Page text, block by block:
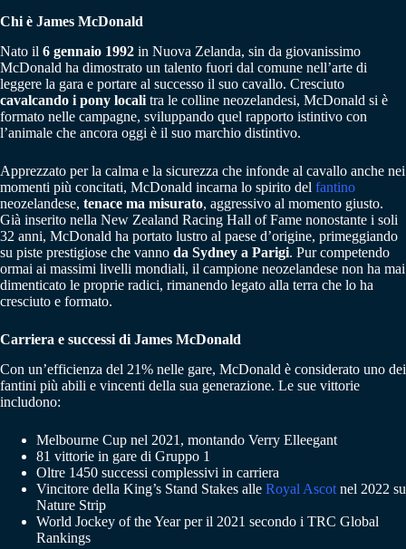
Chi è James McDonald
Nato il 6 gennaio 1992 in Nuova Zelanda, sin da giovanissimo
McDonald ha dimostrato un talento fuori dal comune nell’arte di
leggere la gara e portare al successo il suo cavallo. Cresciuto
cavalcando i pony locali tra le colline neozelandesi, McDonald si è
formato nelle campagne, sviluppando quel rapporto istintivo con
l’animale che ancora oggi è il suo marchio distintivo.
Apprezzato per la calma e la sicurezza che infonde al cavallo anche nei
momenti più concitati, McDonald incarna lo spirito del fantino
neozelandese, tenace ma misurato, aggressivo al momento giusto.
Già inserito nella New Zealand Racing Hall of Fame nonostante i soli
32 anni, McDonald ha portato lustro al paese d’origine, primeggiando
su piste prestigiose che vanno da Sydney a Parigi. Pur competendo
ormai ai massimi livelli mondiali, il campione neozelandese non ha mai
dimenticato le proprie radici, rimanendo legato alla terra che lo ha
cresciuto e formato.
Carriera e successi di James McDonald
Con un’efficienza del 21% nelle gare, McDonald è considerato uno dei
fantini più abili e vincenti della sua generazione. Le sue vittorie
includono:
Melbourne Cup nel 2021, montando Verry Elleegant
81 vittorie in gare di Gruppo 1
Oltre 1450 successi complessivi in carriera
Vincitore della King’s Stand Stakes alle Royal Ascot nel 2022 su
Nature Strip
World Jockey of the Year per il 2021 secondo i TRC Global
Rankings